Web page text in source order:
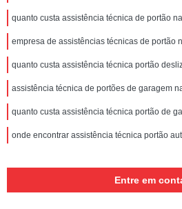
quanto custa assistência técnica de portão
empresa de assistências técnicas de portão
quanto custa assistência técnica portão
assistência técnica de portões de garagem
quanto custa assistência técnica portão de
onde encontrar assistência técnica portão
Entre em